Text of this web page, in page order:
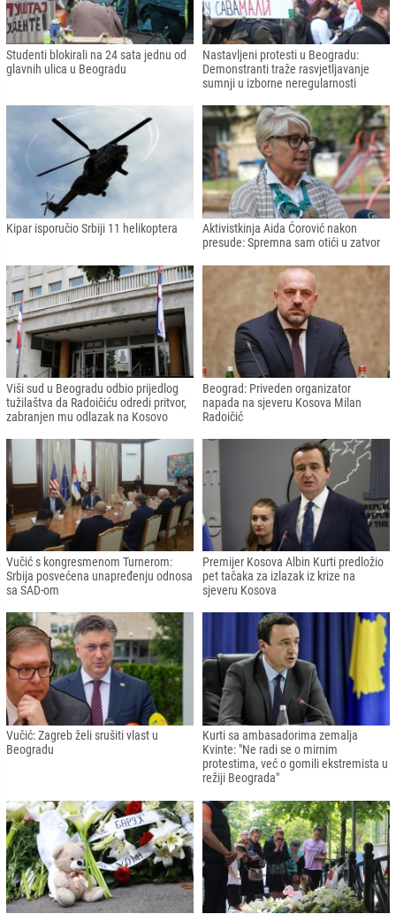
Studenti blokirali na 24 sata jednu od
glavnih ulica u Beogradu
Nastavljeni protesti u Beogradu:
Demonstranti traže rasvjetljavanje
sumnji u izborne neregularnosti
Kipar isporučio Srbiji 11 helikoptera
Aktivistkinja Aida Ćorović nakon
presude: Spremna sam otići u zatvor
Viši sud u Beogradu odbio prijedlog
tužilaštva da Radoičiću odredi pritvor,
zabranjen mu odlazak na Kosovo
Beograd: Priveden organizator
napada na sjeveru Kosova Milan
Radoičić
Vučić s kongresmenom Turnerom:
Srbija posvećena unapređenju odnosa
sa SAD-om
Premijer Kosova Albin Kurti predložio
pet tačaka za izlazak iz krize na
sjeveru Kosova
Vučić: Zagreb želi srušiti vlast u
Beogradu
Kurti sa ambasadorima zemalja
Kvinte: "Ne radi se o mirnim
protestima, već o gomili ekstremista u
režiji Beograda"